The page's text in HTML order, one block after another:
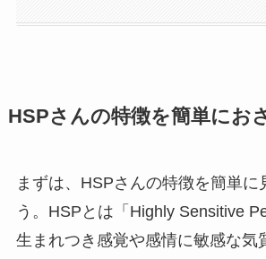
HSPさんの特徴を簡単にお
まずは、HSPさんの特徴を簡単に
う。HSPとは「Highly Sensitive
生まれつき感覚や感情に敏感な気